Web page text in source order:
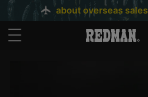
about overseas sales